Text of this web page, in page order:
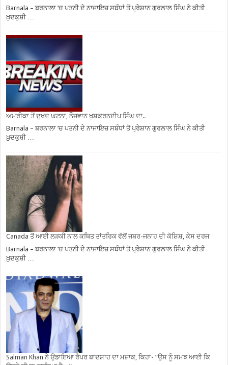
Barnala – ਬਰਨਾਲਾ ’ਚ ਪਤਨੀ ਦੇ ਨਾਜਾਇਜ਼ ਸਬੰਧਾਂ ਤੋਂ ਪ੍ਰੇਸ਼ਾਨ ਗੁਰਲਾਲ ਸਿੰਘ ਨੇ ਕੀਤੀ
ਖ਼ੁਦਕੁਸ਼ੀ …
ਅਮਰੀਕਾ ਤੋਂ ਦੁਖਦ ਘਟਨਾ, ਨੌਜਵਾਨ ਖੁਸ਼ਕਰਨਦੀਪ ਸਿੰਘ ਦਾ..
Barnala – ਬਰਨਾਲਾ ’ਚ ਪਤਨੀ ਦੇ ਨਾਜਾਇਜ਼ ਸਬੰਧਾਂ ਤੋਂ ਪ੍ਰੇਸ਼ਾਨ ਗੁਰਲਾਲ ਸਿੰਘ ਨੇ ਕੀਤੀ
ਖ਼ੁਦਕੁਸ਼ੀ …
Canada ਤੋਂ ਆਈ ਲੜਕੀ ਨਾਲ ਕਥਿਤ ਤਾਂਤਰਿਕ ਵੱਲੋਂ ਜਬਰ-ਜਨਾਹ ਦੀ ਕੋਸ਼ਿਸ਼, ਕੇਸ ਦਰਜ
Barnala – ਬਰਨਾਲਾ ’ਚ ਪਤਨੀ ਦੇ ਨਾਜਾਇਜ਼ ਸਬੰਧਾਂ ਤੋਂ ਪ੍ਰੇਸ਼ਾਨ ਗੁਰਲਾਲ ਸਿੰਘ ਨੇ ਕੀਤੀ
ਖ਼ੁਦਕੁਸ਼ੀ …
Salman Khan ਨੇ ਉਡਾਇਆ ਰੈਪਰ ਬਾਦਸ਼ਾਹ ਦਾ ਮਜ਼ਾਕ, ਕਿਹਾ- ”ਉਸ ਨੂੰ ਸਮਝ ਆਈ ਕਿ